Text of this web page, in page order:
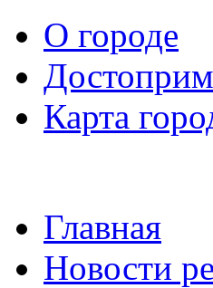
О городе
Карта
Главная
Новости